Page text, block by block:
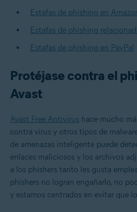
Estafas de phishing en
Estafas de phishing
Estafas de phishing en PayPal
Protéjase contra el
Avast
Avast Free Antivirus hace mucho
contra virus y otros tipos de
de amenazas inteligente puede
enlaces maliciosos y los archivos
a los phishers tanto les gusta
phishers no logran engañarlo, no
y estamos centrados en evitar que